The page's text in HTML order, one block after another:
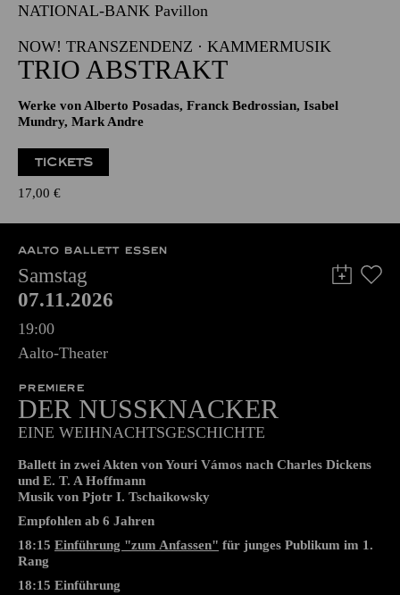
07.11.2026
18:00 - 20:00
NATIONAL-BANK Pavillon
NOW! TRANSZENDENZ · KAMMERMUSIK
TRIO ABSTRAKT
Werke von Alberto Posadas, Franck Bedrossian, Isabel
Mundry, Mark Andre
17,00€
AALTO BALLETT ESSEN
Samstag
07.11.2026
19:00
Aalto-Theater
DER NUSSKNACKER
EINE WEIHNACHTSGESCHICHTE
Ballett in zwei Akten von Youri Vámos nach Charles Dickens
Musik von Pjotr I. Tschaikowsky